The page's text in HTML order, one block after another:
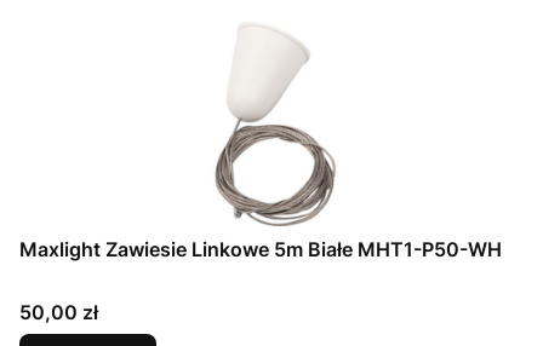
Maxlight Zawiesie Linkowe 5m Białe MHT1-P50-WH
Cena
50,00 zł